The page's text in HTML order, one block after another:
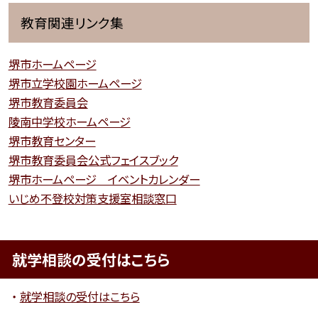
教育関連リンク集
堺市ホームページ
堺市立学校園ホームページ
堺市教育委員会
陵南中学校ホームページ
堺市教育センター
堺市教育委員会公式フェイスブック
堺市ホームページ イベントカレンダー
いじめ不登校対策支援室相談窓口
就学相談の受付はこちら
就学相談の受付はこちら